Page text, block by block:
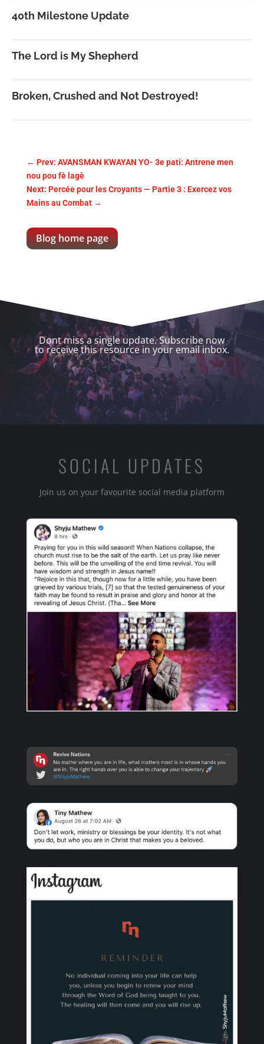
40th Milestone Update
The Lord is My Shepherd
Broken, Crushed and Not Destroyed!
← Prev: AVANSMAN KWAYAN YO- 3e pati: Antrene men
nou pou fè lagè
Next: Percée pour les Croyants — Partie 3 : Exercez vos
Mains au Combat→
Blog home page
Dont miss a single update. Subscribe now
to receive this resource in your email inbox.
SOCIAL UPDATES
Join us on your favourite social media platform